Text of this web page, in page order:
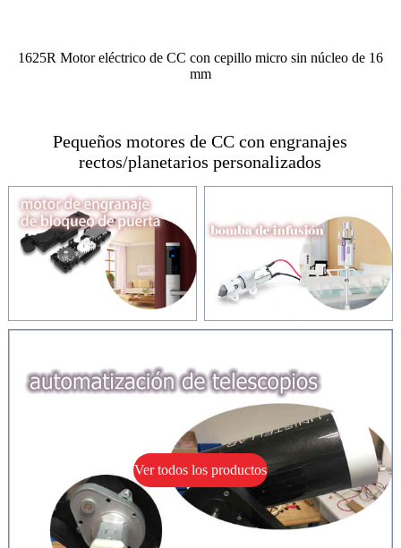
1625R Motor eléctrico de CC con cepillo micro sin núcleo de 16
mm
Pequeños motores de CC con engranajes
rectos/planetarios personalizados
Ver todos los productos